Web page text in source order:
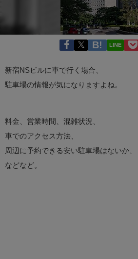
LINE
新宿NSビルに車で行く場合、
駐車場の情報が気になりますよね。
料金、営業時間、混雑状況、
車でのアクセス方法、
周辺に予約できる安い駐車場はないか、
などなど。